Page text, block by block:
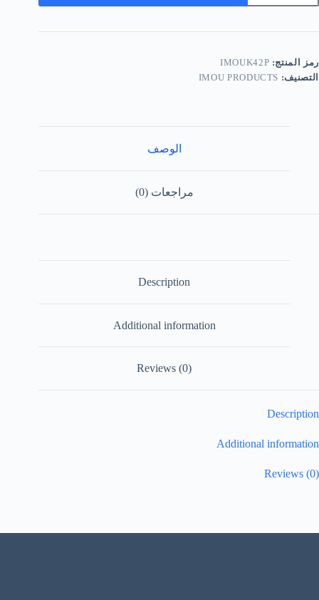
رمز المنتج: IMOUK42P
التصنيف: IMOU PRODUCTS
الوصف
مراجعات (0)
Description
Additional information
Reviews (0)
Description
Additional information
Reviews (0)